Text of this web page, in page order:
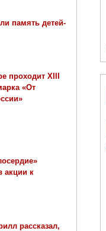
память детей-
проходит ХIII
«От
акции к
рассказал,